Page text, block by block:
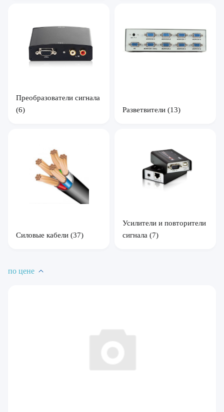
Преобразователи сигнала
(6)
Разветвители (13)
Силовые кабели (37)
Усилители и повторители
сигнала (7)
по цене